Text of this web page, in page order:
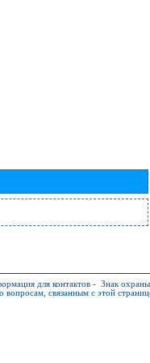
для контактов - Знак
вопросам, связанным с этой